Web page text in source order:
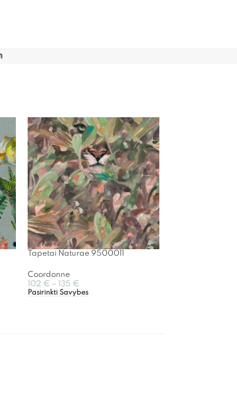
Tapetai Naturae 9500011
Coordonne
102 € – 135 €
Pasirinkti Savybes